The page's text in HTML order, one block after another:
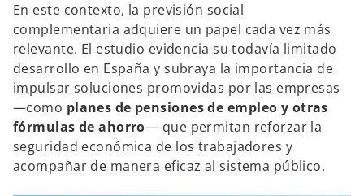
En este contexto, la previsión social
complementaria adquiere un papel cada vez más
relevante. El estudio evidencia su todavía limitado
desarrollo en España y subraya la importancia de
impulsar soluciones promovidas por las empresas
—como planes de pensiones de empleo y otras
fórmulas de ahorro— que permitan reforzar la
seguridad económica de los trabajadores y
acompañar de manera eficaz al sistema público.